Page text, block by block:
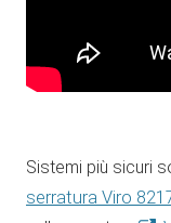
Sistemi più sicuri
serratura Viro